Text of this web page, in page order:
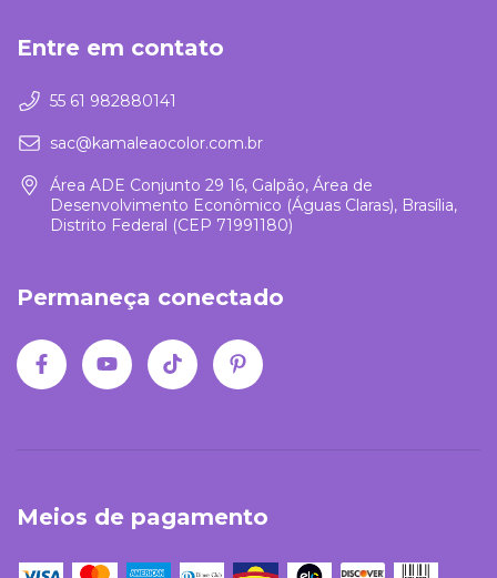
Entre em contato
55 61 982880141
sac@kamaleaocolor.com.br
Área ADE Conjunto 29 16, Galpão, Área de
Desenvolvimento Econômico (Águas Claras), Brasília,
Distrito Federal (CEP 71991180)
Permaneça conectado
Meios de pagamento